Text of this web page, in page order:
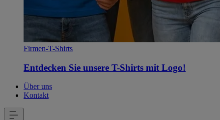
Firmen-T-Shirts
Entdecken Sie unsere T-Shirts mit Logo!
Über uns
Kontakt